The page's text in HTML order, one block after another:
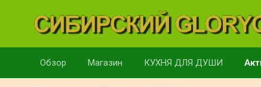
Обзор Магазин КУХНЯ ДЛЯ ДУШИ